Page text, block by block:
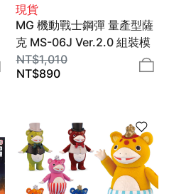
現貨
MG 機動戰士鋼彈 量產型薩
克 MS-06J Ver.2.0 組裝模
型 1/100 BANDAI SPIRITS
NT$1,010
NT$890